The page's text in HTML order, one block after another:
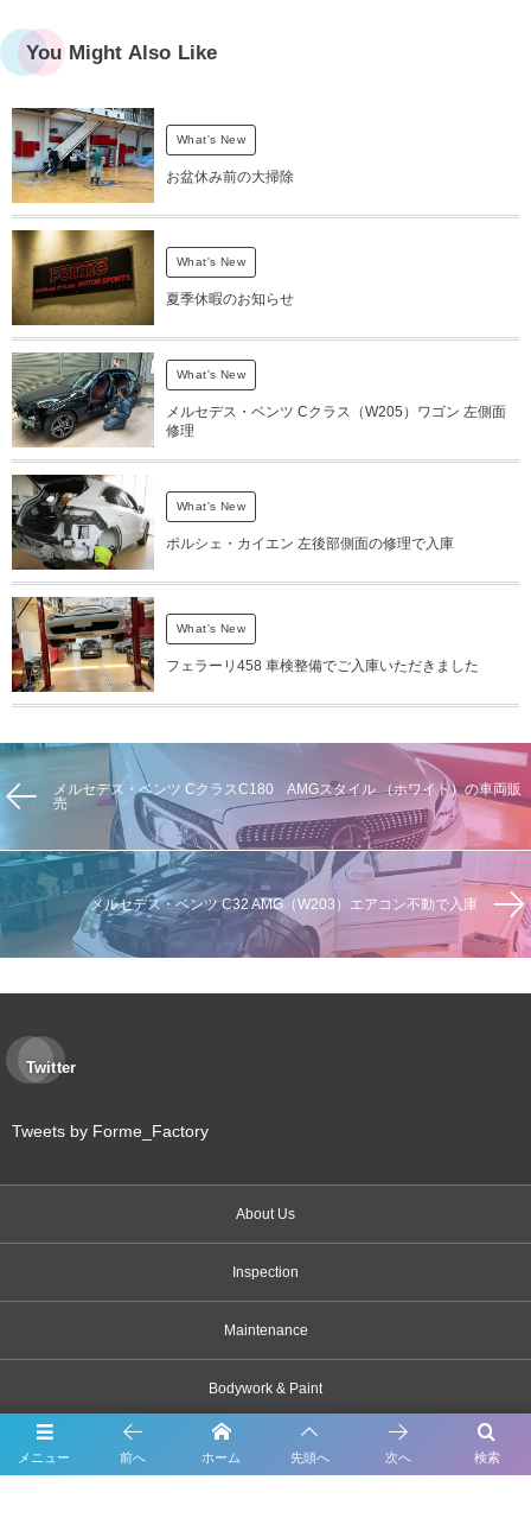
You Might Also Like
What's New
お盆休み前の大掃除
What's New
夏季休暇のお知らせ
What's New
メルセデス・ベンツ Cクラス（W205）ワゴン 左側面
修理
What's New
ポルシェ・カイエン 左後部側面の修理で入庫
What's New
フェラーリ458 車検整備でご入庫いただきました
メルセデス・ベンツ CクラスC180 AMGスタイル （ホワイト）の車両販
売
メルセデス・ベンツ C32 AMG（W203）エアコン不動で入庫
Twitter
Tweets by Forme_Factory
About Us
Inspection
Maintenance
Bodywork & Paint
メニュー 検索
前へ ホーム 先頭へ 次へ